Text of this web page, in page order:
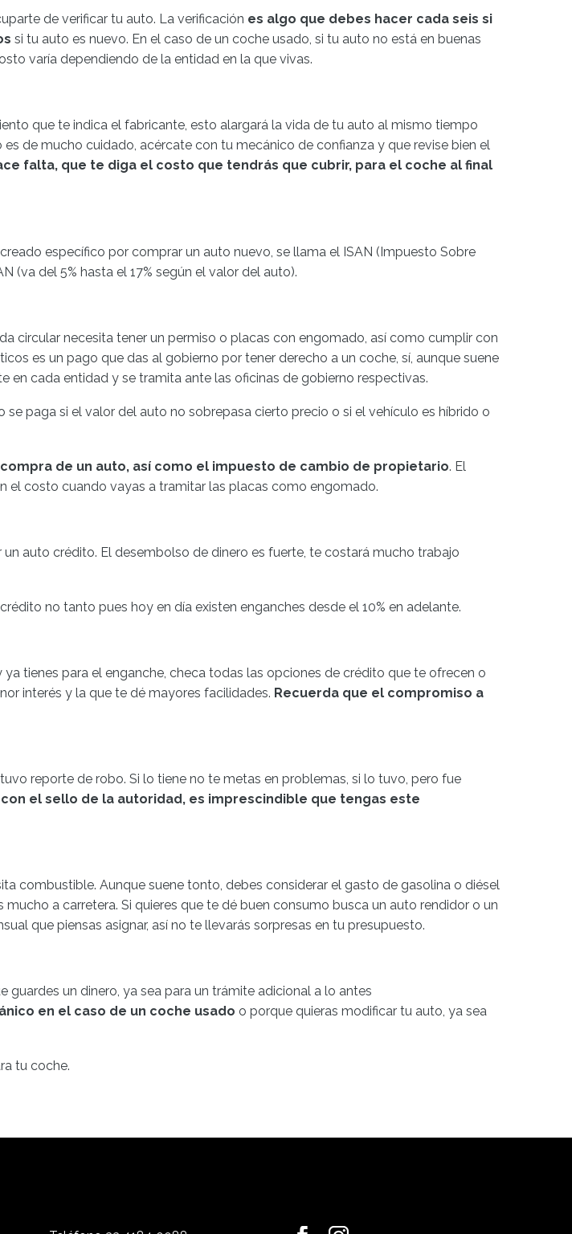
de verificar tu auto. La verificación es algo que debes hacer cada seis si
si tu auto es nuevo. En el caso de un coche usado, si tu auto no está en buenas
varía dependiendo de la entidad en la que vivas.
que te indica el fabricante, esto alargará la vida de tu auto al mismo tiempo
de mucho cuidado, acércate con tu mecánico de confianza y que revise bien el
falta, que te diga el costo que tendrás que cubrir, para el coche al final
específico por comprar un auto nuevo, se llama el ISAN (Impuesto Sobre
(va del 5% hasta el 17% según el valor del auto).
circular necesita tener un permiso o placas con engomado, así como cumplir con
es un pago que das al gobierno por tener derecho a un coche, sí, aunque suene
en cada entidad y se tramita ante las oficinas de gobierno respectivas.
paga si el valor del auto no sobrepasa cierto precio o si el vehículo es híbrido o
de un auto, así como el impuesto de cambio de propietario. El
el costo cuando vayas a tramitar las placas como engomado.
auto crédito. El desembolso de dinero es fuerte, te costará mucho trabajo
no tanto pues hoy en día existen enganches desde el 10% en adelante.
tienes para el enganche, checa todas las opciones de crédito que te ofrecen o
interés y la que te dé mayores facilidades. Recuerda que el compromiso a
reporte de robo. Si lo tiene no te metas en problemas, si lo tuvo, pero fue
el sello de la autoridad, es imprescindible que tengas este
combustible. Aunque suene tonto, debes considerar el gasto de gasolina o diésel
a carretera. Si quieres que te dé buen consumo busca un auto rendidor o un
que piensas asignar, así no te llevarás sorpresas en tu presupuesto.
un dinero, ya sea para un trámite adicional a lo antes
en el caso de un coche usado o porque quieras modificar tu auto, ya sea
tu coche.